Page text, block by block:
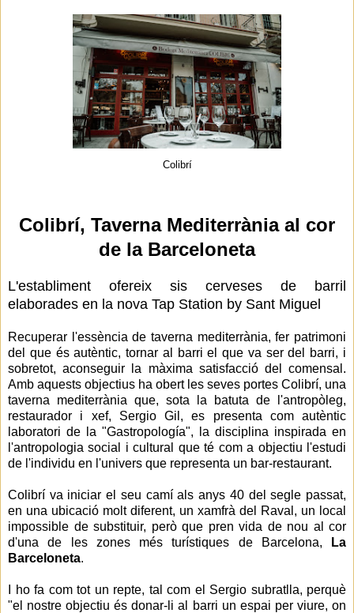
Colibrí
Colibrí, Taverna Mediterrània al cor
de la Barceloneta
L'establiment ofereix sis cerveses de barril
elaborades en la nova Tap Station by Sant Miguel
Recuperar l'essència de taverna mediterrània, fer patrimoni
del que és autèntic, tornar al barri el que va ser del barri, i
sobretot, aconseguir la màxima satisfacció del comensal.
Amb aquests objectius ha obert les seves portes Colibrí, una
taverna mediterrània que, sota la batuta de l'antropòleg,
restaurador i xef, Sergio Gil, es presenta com autèntic
laboratori de la "Gastropología", la disciplina inspirada en
l'antropologia social i cultural que té com a objectiu l'estudi
de l'individu en l'univers que representa un bar-restaurant.
Colibrí va iniciar el seu camí als anys 40 del segle passat,
en una ubicació molt diferent, un xamfrà del Raval, un local
impossible de substituir, però que pren vida de nou al cor
d'una de les zones més turístiques de Barcelona, ​​
La
Barceloneta.
I ho fa com tot un repte, tal com el Sergio subratlla, perquè
"el nostre objectiu és donar-li al barri un espai per viure, on